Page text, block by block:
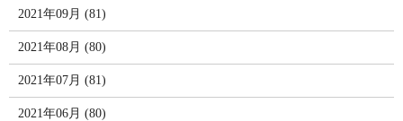
2021年09月 (81)
2021年08月 (80)
2021年07月 (81)
2021年06月 (80)